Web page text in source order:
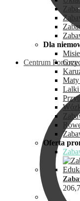
Centrum Pomocy
Dla
Maty
Lalki
Oferta